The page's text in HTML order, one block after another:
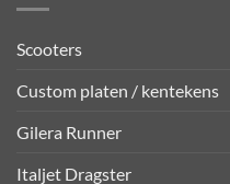
Scooters
Custom platen / kentekens
Gilera Runner
Italjet Dragster